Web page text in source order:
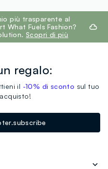
più trasparente al
What Fuels Fashion?
Scopri di più
regalo:
il -10% di sconto sul tuo